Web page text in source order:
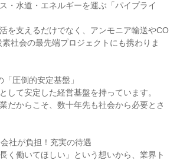
・水道・エネルギーを運ぶ「パイプライ
を支えるだけでなく、アンモニア輸送やCO
素社会の最先端プロジェクトにも携わりま
圧倒的安定基盤」
して安定した経営基盤を持っています。
だからこそ、数十年先も社会から必要とさ
社が負担！充実の待遇
く働いてほしい」という想いから、業界ト